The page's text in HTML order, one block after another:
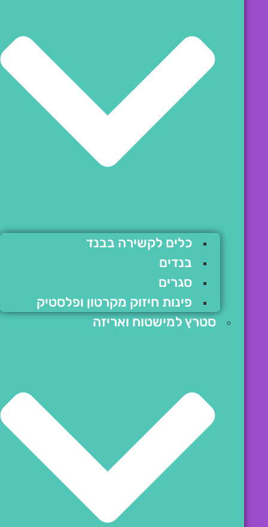
כלים לקשירה בבנד
בנדים
סגרים
פינות חיזוק מקרטון ופלסטיק
סטרץ למישטוח ואריזה